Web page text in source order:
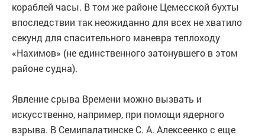
кораблей часы. В том же районе Цемесской бухты
впоследствии так неожиданно для всех не хватило
секунд для спасительного маневра теплоходу
«Нахимов» (не единственного затонувшего в этом
районе судна).
Явление срыва Времени можно вызвать и
искусственно, например, при помощи ядерного
взрыва. В Семипалатинске С. А. Алексеенко с еще